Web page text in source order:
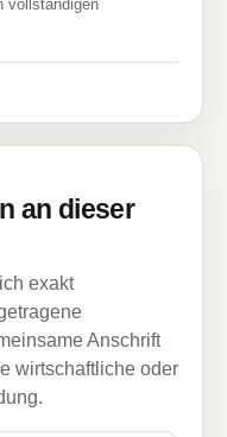
vollständigen
an dieser
exakt
Anschrift
wirtschaftliche oder